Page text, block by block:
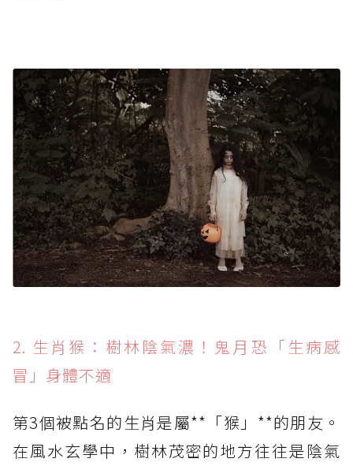
2. 生肖猴：樹林陰氣濃！鬼月恐「生病感
冒」身體不適
第3個被點名的生肖是屬**「猴」**的朋友。
在風水玄學中，樹林茂密的地方往往是陰氣